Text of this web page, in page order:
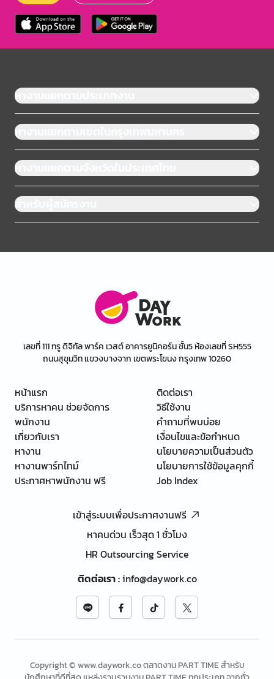
หางานแยกตามประเภทงาน
หางานแยกตามเขตในกรุงเทพมหานคร
หางานแยกตามจังหวัดในประเทศไทย
สำหรับผู้สมัครงาน
เลขที่ 111 ทรู ดิจิทัล พาร์ค เวสต์ อาคารยูนิคอร์น ชั้น5 ห้องเลขที่ SH555
ถนนสุขุมวิท แขวงบางจาก เขตพระโขนง กรุงเทพ 10260
หน้าแรก
บริการหาคน ช่วยจัดการ
พนักงาน
เกี่ยวกับเรา
หางาน
หางานพาร์ทไทม์
ประกาศหาพนักงาน ฟรี
ติดต่อเรา
วิธีใช้งาน
คำถามที่พบบ่อย
เงื่อนไขและข้อกำหนด
นโยบายความเป็นส่วนตัว
นโยบายการใช้ข้อมูลคุกกี้
Job Index
เข้าสู่ระบบเพื่อประกาศงานฟรี
หาคนด่วน เร็วสุด 1 ชั่วโมง
HR Outsourcing Service
ติดต่อเรา:info@daywork.co
Copyright © www.daywork.co ตลาดงาน PART TIME สำหรับ